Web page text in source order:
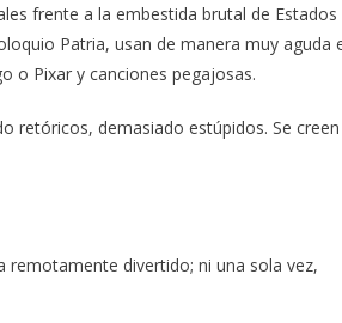
frente a la embestida brutal de Estados
Patria, usan de manera muy aguda
o Pixar y canciones pegajosas.
retóricos, demasiado estúpidos. Se creen
remotamente divertido; ni una sola vez,